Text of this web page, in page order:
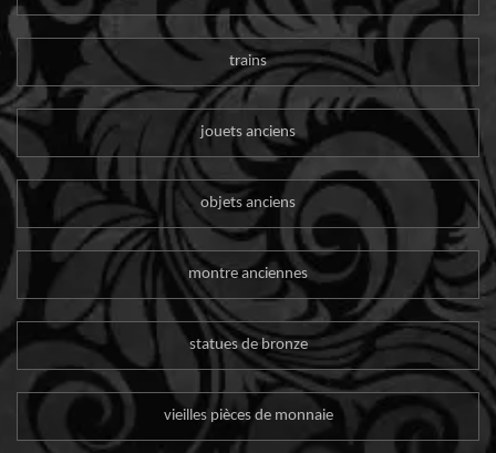
trains
jouets anciens
objets anciens
montre anciennes
statues de bronze
vieilles pièces de monnaie